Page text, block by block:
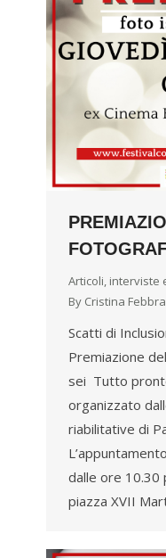
Articoli, interviste
By Cristina
Scatti di
Premiazione
sei Tutto
organizzato
riabilitative di
dalle ore 10.30
piazza XVII